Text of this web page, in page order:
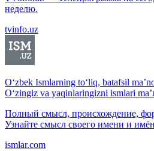
неделю.
tvinfo.uz
O‘zbek Ismlarning to‘liq, batafsil
O‘zingiz va yaqinlaringizni ismlari
Полный смысл, происхождение,
Узнайте смысл своего имени и
ismlar.com